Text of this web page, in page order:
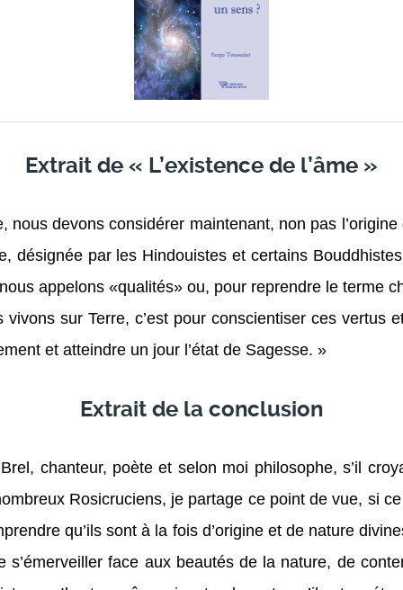
Extrait de « L’existence de l’âme »
devons considérer maintenant, non pas
désignée par les Hindouistes et certains
appelons «qualités» ou, pour reprendre le terme
sur Terre, c’est pour conscientiser ces vertus
et atteindre un jour l’état de Sagesse. »
Extrait de la conclusion
chanteur, poète et selon moi philosophe, s’il
Rosicruciens, je partage ce point de vue, si
qu’ils sont à la fois d’origine et de nature
face aux beautés de la nature, de